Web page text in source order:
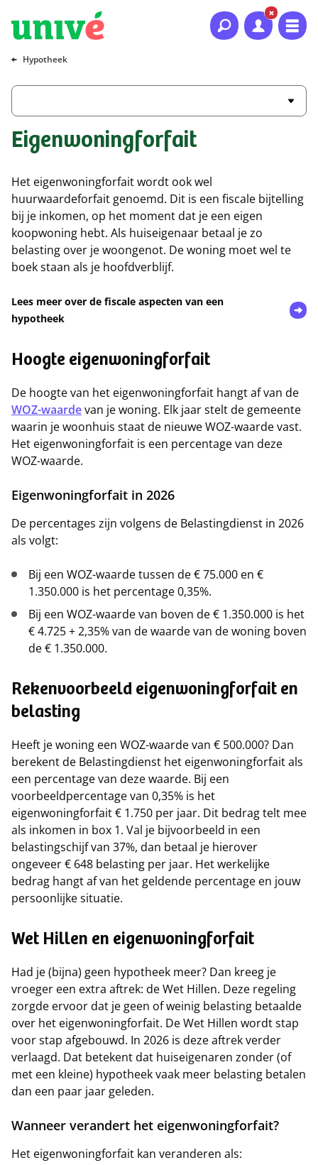
Naar hoofdinhoud
Naar hoofdnavigatie
Naar footer
Hypotheek
Eigenwoningforfait
Het eigenwoningforfait wordt ook wel
huurwaardeforfait genoemd. Dit is een fiscale bijtelling
bij je inkomen, op het moment dat je een eigen
koopwoning hebt. Als huiseigenaar betaal je zo
belasting over je woongenot. De woning moet wel te
boek staan als je hoofdverblijf.
Lees meer over de fiscale aspecten van een
hypotheek
Hoogte eigenwoningforfait
De hoogte van het eigenwoningforfait hangt af van de
WOZ-waardevan je woning. Elk jaar stelt de gemeente
waarin je woonhuis staat de nieuwe WOZ-waarde vast.
Het eigenwoningforfait is een percentage van deze
WOZ-waarde.
Eigenwoningforfait in 2026
De percentages zijn volgens de Belastingdienst in 2026
als volgt:
Bij een WOZ-waarde tussen de € 75.000 en €
1.350.000 is het percentage 0,35%.
Bij een WOZ-waarde van boven de € 1.350.000 is het
€ 4.725 + 2,35% van de waarde van de woning boven
de € 1.350.000.
Rekenvoorbeeld eigenwoningforfait en
belasting
Heeft je woning een WOZ-waarde van € 500.000? Dan
berekent de Belastingdienst het eigenwoningforfait als
een percentage van deze waarde. Bij een
voorbeeldpercentage van 0,35% is het
eigenwoningforfait € 1.750 per jaar. Dit bedrag telt mee
als inkomen in box 1. Val je bijvoorbeeld in een
belastingschijf van 37%, dan betaal je hierover
ongeveer € 648 belasting per jaar. Het werkelijke
bedrag hangt af van het geldende percentage en jouw
persoonlijke situatie.
Wet Hillen en eigenwoningforfait
Had je (bijna) geen hypotheek meer? Dan kreeg je
vroeger een extra aftrek: de Wet Hillen. Deze regeling
zorgde ervoor dat je geen of weinig belasting betaalde
over het eigenwoningforfait. De Wet Hillen wordt stap
voor stap afgebouwd. In 2026 is deze aftrek verder
verlaagd. Dat betekent dat huiseigenaren zonder (of
met een kleine) hypotheek vaak meer belasting betalen
dan een paar jaar geleden.
Wanneer verandert het eigenwoningforfait?
Het eigenwoningforfait kan veranderen als: